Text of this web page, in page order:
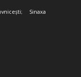
Sinaxa